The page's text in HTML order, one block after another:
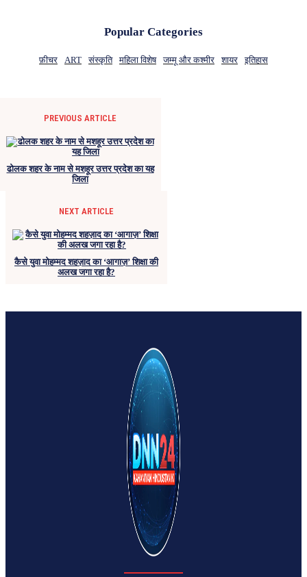
Popular Categories
फ़ीचर ART संस्कृति महिला विशेष जम्मू और कश्मीर शायर इतिहास
PREVIOUS ARTICLE
ढोलक शहर के नाम से मशहूर उत्तर प्रदेश का यह
जिला
NEXT ARTICLE
कैसे युवा मोहम्मद शहज़ाद का ‘आगाज़’ शिक्षा की
अलख जगा रहा है?